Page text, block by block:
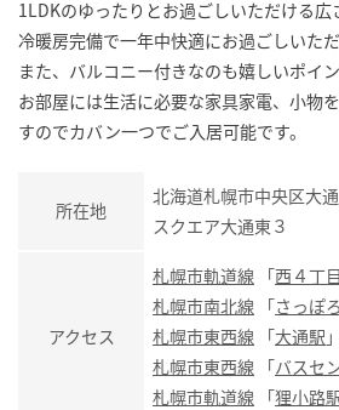
1LDKのゆったりとお過ごしいただける
冷暖房完備で一年中快適にお過ごしいただ
また、バルコニー付きなのも嬉しいポイ
お部屋には生活に必要な家具家電、小物
すのでカバン一つでご入居可能です。
所在地
北海道札幌市中央区大
スクエア大通東３
アクセス
札幌市軌道線 「西４丁
札幌市南北線 「さっぽ
札幌市東西線 「大通駅
札幌市東西線 「バスセ
札幌市軌道線 「狸小路